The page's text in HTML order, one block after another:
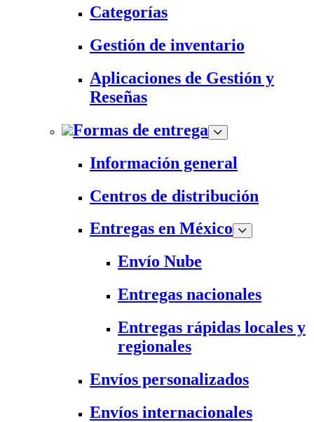
Categorías
Gestión de inventario
Aplicaciones de Gestión y
Reseñas
Formas de entrega
Información general
Centros de distribución
Entregas en México
Envío Nube
Entregas nacionales
Entregas rápidas locales y
regionales
Envíos personalizados
Envíos internacionales